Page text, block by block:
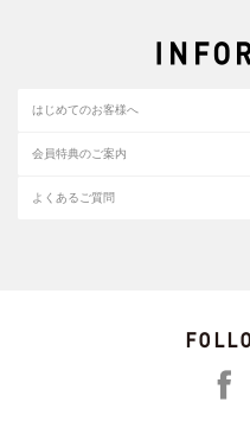
はじめてのお客様へ
会員特典のご案内
よくあるご質問